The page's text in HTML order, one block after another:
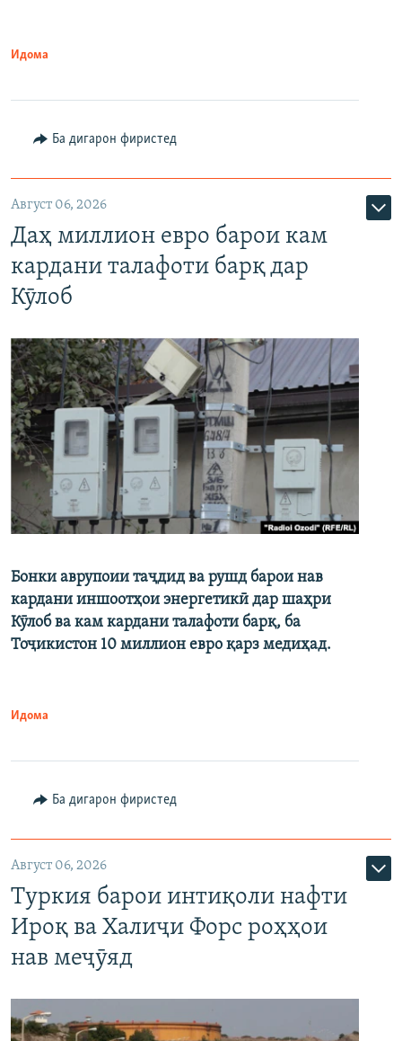
Идома
Ба дигарон фиристед
Август 06, 2026
Даҳ миллион евро барои кам
кардани талафоти барқ дар
Кӯлоб
Бонки аврупоии таҷдид ва рушд барои нав
кардани иншоотҳои энергетикӣ дар шаҳри
Кӯлоб ва кам кардани талафоти барқ, ба
Тоҷикистон 10 миллион евро қарз медиҳад.
Идома
Ба дигарон фиристед
Август 06, 2026
Туркия барои интиқоли нафти
Ироқ ва Халиҷи Форс роҳҳои
нав меҷӯяд